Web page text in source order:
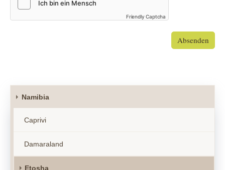
Friendly Captcha
Absenden
Namibia
Caprivi
Damaraland
Etosha